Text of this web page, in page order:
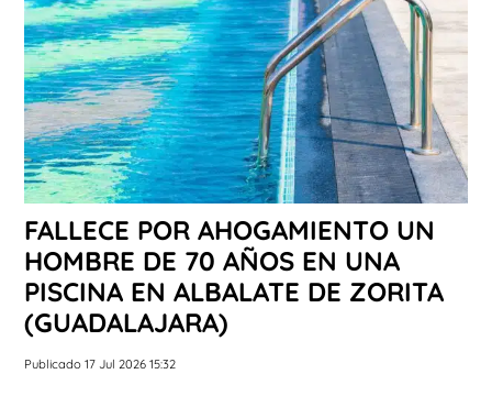
FALLECE POR AHOGAMIENTO UN
HOMBRE DE 70 AÑOS EN UNA
PISCINA EN ALBALATE DE ZORITA
(GUADALAJARA)
Publicado 17 Jul 2026 15:32